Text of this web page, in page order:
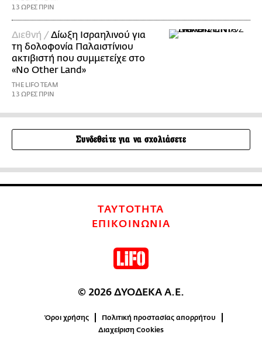
13 ΩΡΕΣ ΠΡΙΝ
Διεθνή /Δίωξη Ισραηλινού για
τη δολοφονία Παλαιστίνιου
ακτιβιστή που συμμετείχε στο
«No Other Land»
THE LIFO TEAM
13 ΩΡΕΣ ΠΡΙΝ
Συνδεθείτε για να σχολιάσετε
ΤΑΥΤΟΤΗΤΑ
ΕΠΙΚΟΙΝΩΝΙΑ
© 2026 ΔΥΟΔΕΚΑ Α.Ε.
Όροι χρήσης
Πολιτική προστασίας απορρήτου
Διαχείριση Cookies